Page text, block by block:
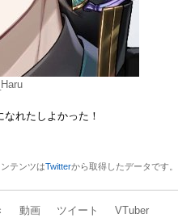
れたしよかった！
テンツはTwitterから取得したデータです。
動画 ツイート
VTuber